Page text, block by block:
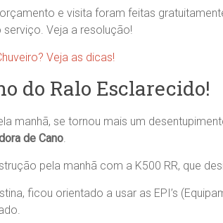
e visita foram feitas
Veja a resolução!
Veja as dicas!
do Ralo Esclarecido!
manhã, se tornou mais um
de Cano.
pela manhã com a K500 RR, que
ficou orientado a usar as EPI’s